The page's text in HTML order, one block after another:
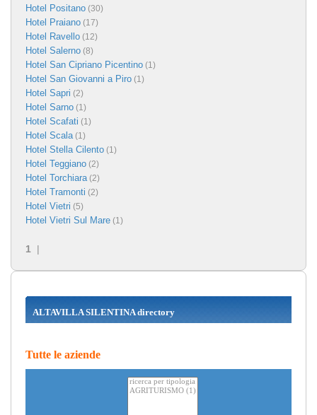
Hotel Positano (30)
Hotel Praiano (17)
Hotel Ravello (12)
Hotel Salerno (8)
Hotel San Cipriano Picentino (1)
Hotel San Giovanni a Piro (1)
Hotel Sapri (2)
Hotel Sarno (1)
Hotel Scafati (1)
Hotel Scala(1)
Hotel Stella Cilento (1)
Hotel Teggiano (2)
Hotel Torchiara(2)
Hotel Tramonti (2)
Hotel Vietri (5)
Hotel Vietri Sul Mare (1)
1 |
ALTAVILLA SILENTINA directory
Tutte le aziende